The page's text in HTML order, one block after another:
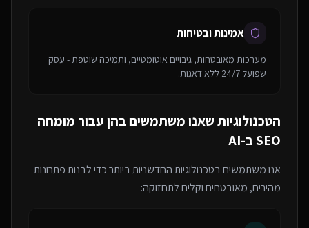
אמינות ובטיחות
מערכות מאובטחות, גיבויים אוטומטיים, ותמיכה שוטפת - עסק
שפועל 24/7 ללא דאגות.
הטכנולוגיות שאנו משתמשים בהן עבור מומחה
SEO ב-AI
אנו משתמשים בטכנולוגיות החדשניות ביותר כדי לבנות פתרונות
מהירים, מאובטחים וקלים לתחזוקה: